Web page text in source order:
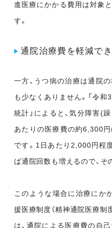
進医療にかかる費用は対象
す。
通院治療費を軽減でき
一方、うつ病の治療は通院
も少なくありません。「令
統計」によると、気分障害(
あたりの医療費の約6,300
です。1日あたり2,000円程
ば通院回数も増えるので、そ
このような場合に治療にか
援医療制度（精神通院医療制
は、通院による医療費の自